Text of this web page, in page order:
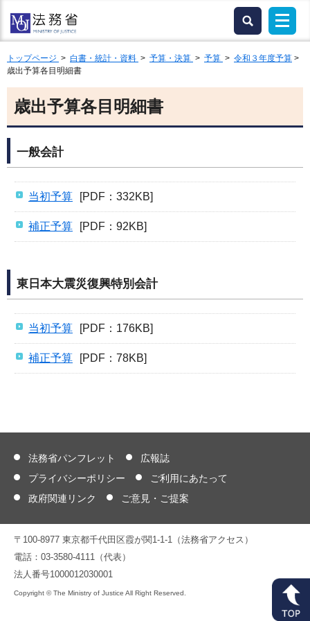
トップページ > 白書・統計・資料 > 予算・決算 > 予算 > 令和３年度予算 >
歳出予算各目明細書
歳出予算各目明細書
一般会計
当初予算 [PDF：332KB]
補正予算 [PDF：92KB]
東日本大震災復興特別会計
当初予算 [PDF：176KB]
補正予算 [PDF：78KB]
法務省パンフレット
広報誌
プライバシーポリシー
ご利用にあたって
政府関連リンク
ご意見・ご提案
〒100-8977 東京都千代田区霞が関1-1-1（法務省アクセス）
電話：03-3580-4111（代表）
法人番号1000012030001
Copyright © The Ministry of Justice All Right Reserved.